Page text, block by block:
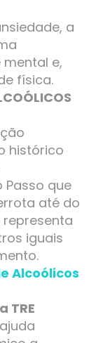
a
e,
física.
histórico
Passo que
até do
representa
iguais
Alcoólicos
a TRE